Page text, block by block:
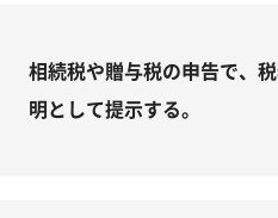
相続税や贈与税の申告で、
明として提示する。